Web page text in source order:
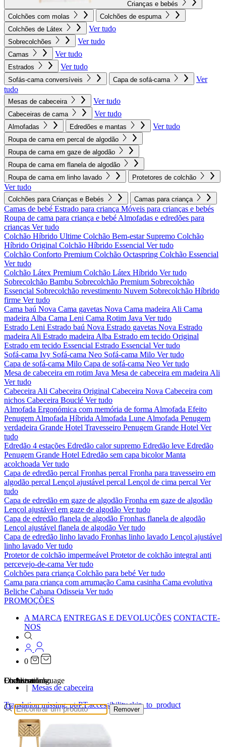
Crianças e bebés
Colchões com molas
Colchões de espuma
Colchões de Látex
Ver tudo
Sobrecolchões Ver tudo
Camas Ver tudo
Estrados Ver tudo
Sofás-cama conversíveis Capa de sofá-cama
Ver
tudo
Mesas de cabeceira Ver tudo
Cabeceiras de cama Ver tudo
Almofadas Edredões e mantas Ver tudo
Roupa de cama em percal de algodão
Roupa de cama em gaze de algodão
Roupa de cama em flanela de algodão
Roupa de cama em linho lavado
Protetores de colchão
Ver tudo
Colchões para Crianças e Bebés Camas para criança
Camas de bebé Estrado para criança Móveis para crianças e bebés
Roupa de cama para criança e bebé Almofadas e edredões para
crianças Ver tudo
Colchão Híbrido Ultime Colchão Bem-estar Supremo Colchão
Híbrido Original Colchão Híbrido Essencial Ver tudo
Colchão Conforto Premium Colchão Octaspring Colchão Essencial
Ver tudo
Colchão Látex Premium Colchão Látex Híbrido Ver tudo
Sobrecolchão Bambu Sobrecolchão Premium Sobrecolchão
Essencial Sobrecolchão revestimento Nuvem Sobrecolchão Híbrido
firme Ver tudo
Cama baú Nova Cama gavetas Nova Cama madeira Ali Cama
madeira Alba Cama Leni Cama Rotim Java Ver tudo
Estrado Leni Estrado baú Nova Estrado gavetas Nova Estrado
madeira Ali Estrado madeira Alba Estrado em tecido Original
Estrado em tecido Essencial Estrado Essencial Ver tudo
Sofá-cama Ivy Sofá-cama Neo Sofá-cama Milo Ver tudo
Capa de sofá-cama Milo Capa de sofá-cama Neo Ver tudo
Mesa de cabeceira em rotim Java Mesa de cabeceira em madeira Ali
Ver tudo
Cabeceira Ali Cabeceira Original Cabeceira Nova Cabeceira com
nichos Cabeceira Bouclé Ver tudo
Almofada Ergonómica com memória de forma Almofada Efeito
Penugem Almofada Híbrida Almofada Lune Almofada Penugem
verdadeira Grande Hotel Travesseiro Penugem Grande Hotel Ver
tudo
Edredão 4 estações Edredão calor supremo Edredão leve Edredão
Penugem Grande Hotel Edredão sem capa bicolorManta
acolchoada Ver tudo
Capa de edredão percal Fronhas percal Fronha para travesseiro em
algodão percal Lençol ajustável percal Lençol de cima percal Ver
tudo
Capa de edredão em gaze de algodão Fronha em gaze de algodão
Lençol ajustável em gaze de algodão Ver tudo
Capa de edredão flanela de algodão Fronhas flanela de algodão
Lençol ajustável flanela de algodão Ver tudo
Capa de edredão linho lavado Fronhas linho lavado Lençol ajustável
linho lavado Ver tudo
Protetor de colchão impermeável Protetor de colchão integral anti
percevejo-de-cama Ver tudo
Colchões para criança Colchão para bebé Ver tudo
Cama para criança com arrumação Cama casinha Cama evolutiva
Beliche Cabana Odisseia Ver tudo
PROMOÇÕES
A MARCA ENTREGAS E DEVOLUÇÕES CONTACTE-
NOS
0
Localizations
Choose a language
Encontrar
Remover
O seu carrinho
…
Mesas de cabeceira
Translation missing: pt-PT.accessibility.skip_to_product